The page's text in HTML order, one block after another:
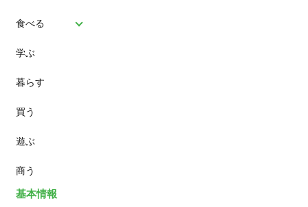
食べる
パン
スイーツ
ランチ
カフェ
学ぶ
暮らす
買う
遊ぶ
商う
基本情報